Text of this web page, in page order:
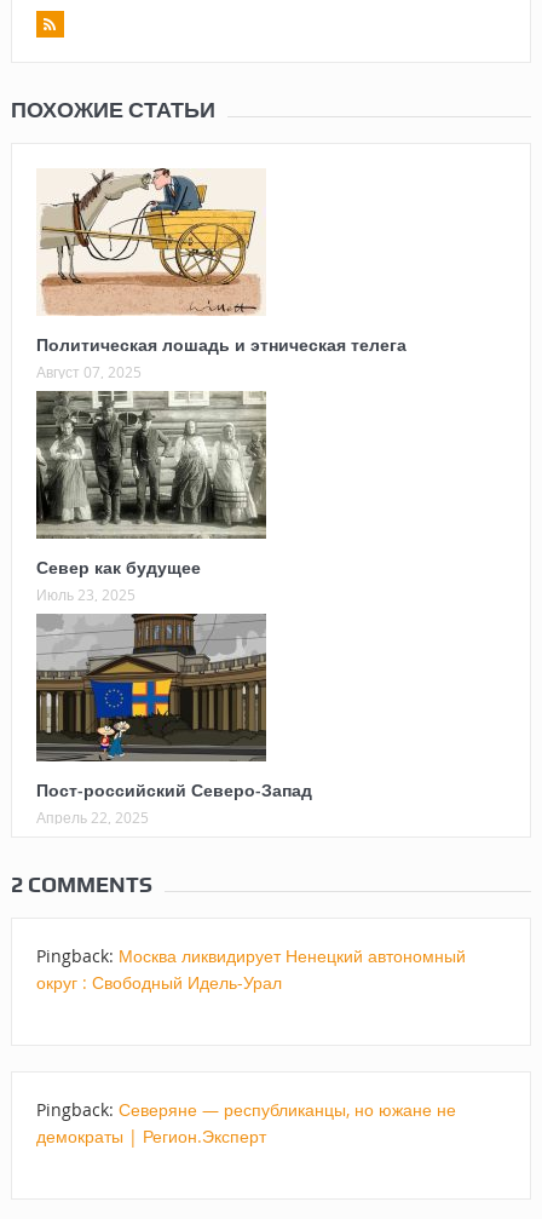
ПОХОЖИЕ СТАТЬИ
Политическая лошадь и этническая телега
Август 07, 2025
Север как будущее
Июль 23, 2025
Пост-российский Северо-Запад
Апрель 22, 2025
2 COMMENTS
Pingback: Москва ликвидирует Ненецкий автономный
округ : Свободный Идель-Урал
Pingback: Северяне — республиканцы, но южане не
демократы | Регион.Эксперт